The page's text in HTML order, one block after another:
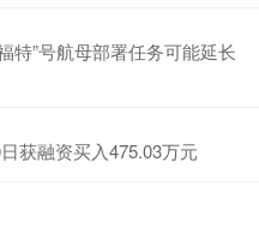
特”号航母部署任务可能延长
获融资买入475.03万元